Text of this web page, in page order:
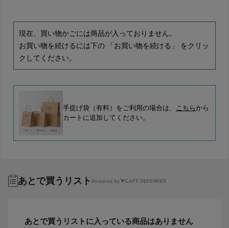
現在、買い物かごには商品が入っておりません。
お買い物を続けるには下の 「お買い物を続ける」 をクリッ
クしてください。
手提げ袋（有料）をご利用の場合は、 こちらから
カートに追加してください。
あとで買うリスト Powered by
あとで買うリストに入っている商品はありません